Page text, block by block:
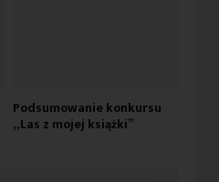
Podsumowanie konkursu
„Las z mojej książki”